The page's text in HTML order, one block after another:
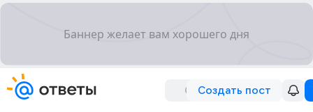
Создать пост